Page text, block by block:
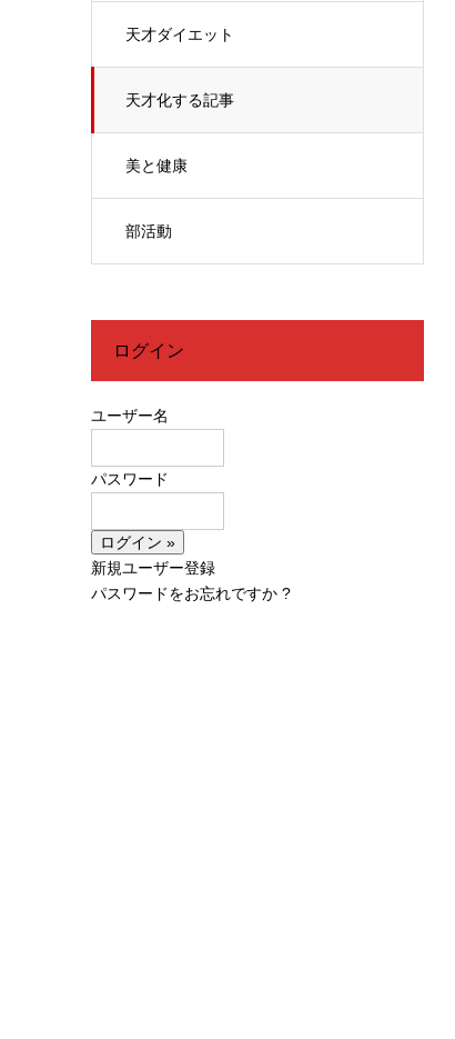
天才ダイエット
天才化する記事
美と健康
部活動
ログイン
ユーザー名
パスワード
新規ユーザー登録
パスワードをお忘れですか ?